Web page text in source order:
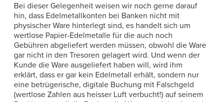
Bei dieser Gelegenheit weisen wir noch gerne darauf
hin, dass Edelmetallkonten bei Banken nicht mit
physischer Ware hinterlegt sind, es handelt sich um
wertlose Papier-Edelmetalle für die auch noch
Gebühren abgeliefert werden müssen, obwohl die Ware
gar nicht in den Tresoren gelagert wird. Und wenn der
Kunde die Ware ausgeliefert haben will, wird ihm
erklärt, dass er gar kein Edelmetall erhält, sondern nur
eine betrügerische, digitale Buchung mit Falschgeld
(wertlose Zahlen aus heisser Luft verbucht!) auf seinem